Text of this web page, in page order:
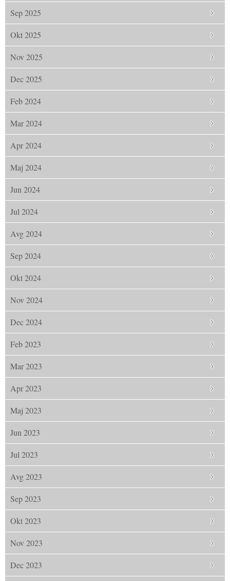
Sep 2025
Okt 2025
Nov 2025
Dec 2025
Feb 2024
Mar 2024
Apr 2024
Maj 2024
Jun 2024
Jul 2024
Avg 2024
Sep 2024
Okt 2024
Nov 2024
Dec 2024
Feb 2023
Mar 2023
Apr 2023
Maj 2023
Jun 2023
Jul 2023
Avg 2023
Sep 2023
Okt 2023
Nov 2023
Dec 2023